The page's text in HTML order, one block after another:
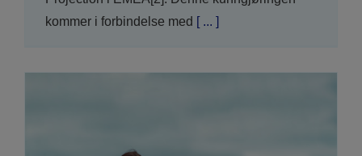
kommer i forbindelse med [ ... ]